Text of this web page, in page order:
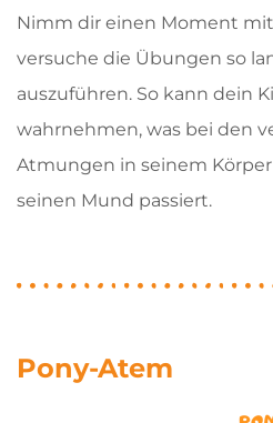
Nimm dir einen Moment
versuche die Übungen so
auszuführen. So kann dein
wahrnehmen, was bei den
Atmungen in seinem
seinen Mund passiert.
Pony-Atem